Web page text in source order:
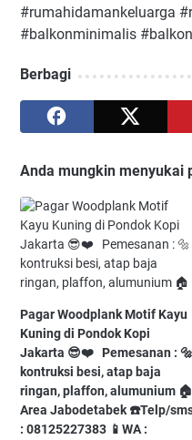
#rumahidamankeluarga⁠
#balkonminimalis⁠
Berbagi
Anda mungkin menyukai
Pagar Woodplank Motif Kayu
Kuning di Pondok Kopi
Jakarta⁠ 😎❤️⁠ ⁠ ⁠ Pemesanan : 🔩
kontruksi besi, atap baja
ringan, plaffon, alumunium⁠ 🏠
Area Jabodetabek⁠ ☎️Telp/
: 08125227383⁠ 📱WA :